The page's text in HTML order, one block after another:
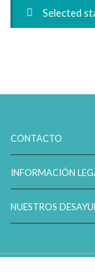
Selected
CONTACTO
INFORMACIÓN
NUESTROS